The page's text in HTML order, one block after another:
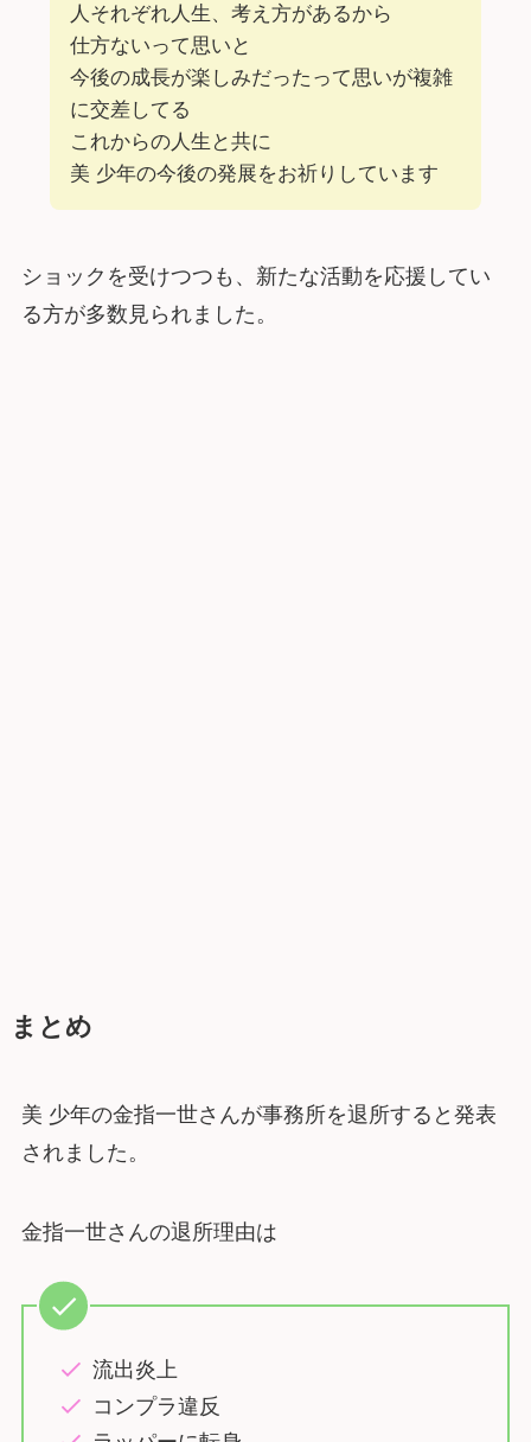
人それぞれ人生、考え方があるから
仕方ないって思いと
今後の成長が楽しみだったって思いが複雑
に交差してる
これからの人生と共に
美 少年の今後の発展をお祈りしています
ショックを受けつつも、新たな活動を応援してい
る方が多数見られました。
まとめ
美 少年の金指一世さんが事務所を退所すると発表
されました。
金指一世さんの退所理由は
流出炎上
コンプラ違反